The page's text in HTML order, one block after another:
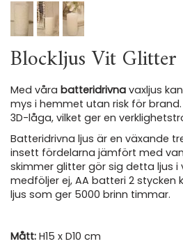
Blockljus Vit
Med våra batteridrivna vaxljus
mys i hemmet utan risk för brand.
3D-låga, vilket ger en
Batteridrivna ljus är en växande
insett fördelarna jämfört med
skimmer glitter gör sig detta ljus i
medföljer ej, AA batteri 2
ljus som ger 5000 brinn timmar.
Mått: H15 x D10 cm